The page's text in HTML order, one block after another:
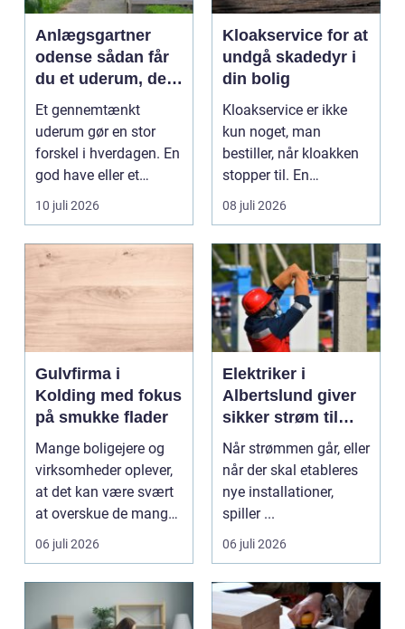
Anlægsgartner
odense sådan får
du et uderum, der
holder i mange år
Et gennemtænkt
uderum gør en stor
forskel i hverdagen. En
god have eller et
velplejet fællesareal
gi...
10 juli 2026
Kloakservice for at
undgå skadedyr i
din bolig
Kloakservice er ikke
kun noget, man
bestiller, når kloakken
stopper til. En
systematisk gennem...
08 juli 2026
Gulvfirma i
Kolding med fokus
på smukke flader
Mange boligejere og
virksomheder oplever,
at det kan være svært
at overskue de mange
gul...
06 juli 2026
Elektriker i
Albertslund giver
sikker strøm til
danske boliger
Når strømmen går, eller
når der skal etableres
nye installationer,
spiller ...
06 juli 2026